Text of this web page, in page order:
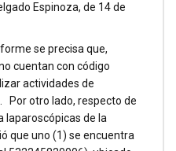
Espinoza, de 14 de
se precisa que,
cuentan con código
actividades de
Por otro lado, respecto de
laparoscópicas de la
que uno (1) se encuentra